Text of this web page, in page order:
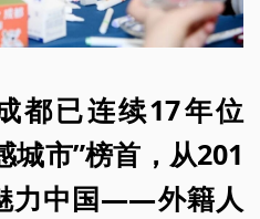
都已连续17年位
城市”榜首，从201
力中国——外籍人